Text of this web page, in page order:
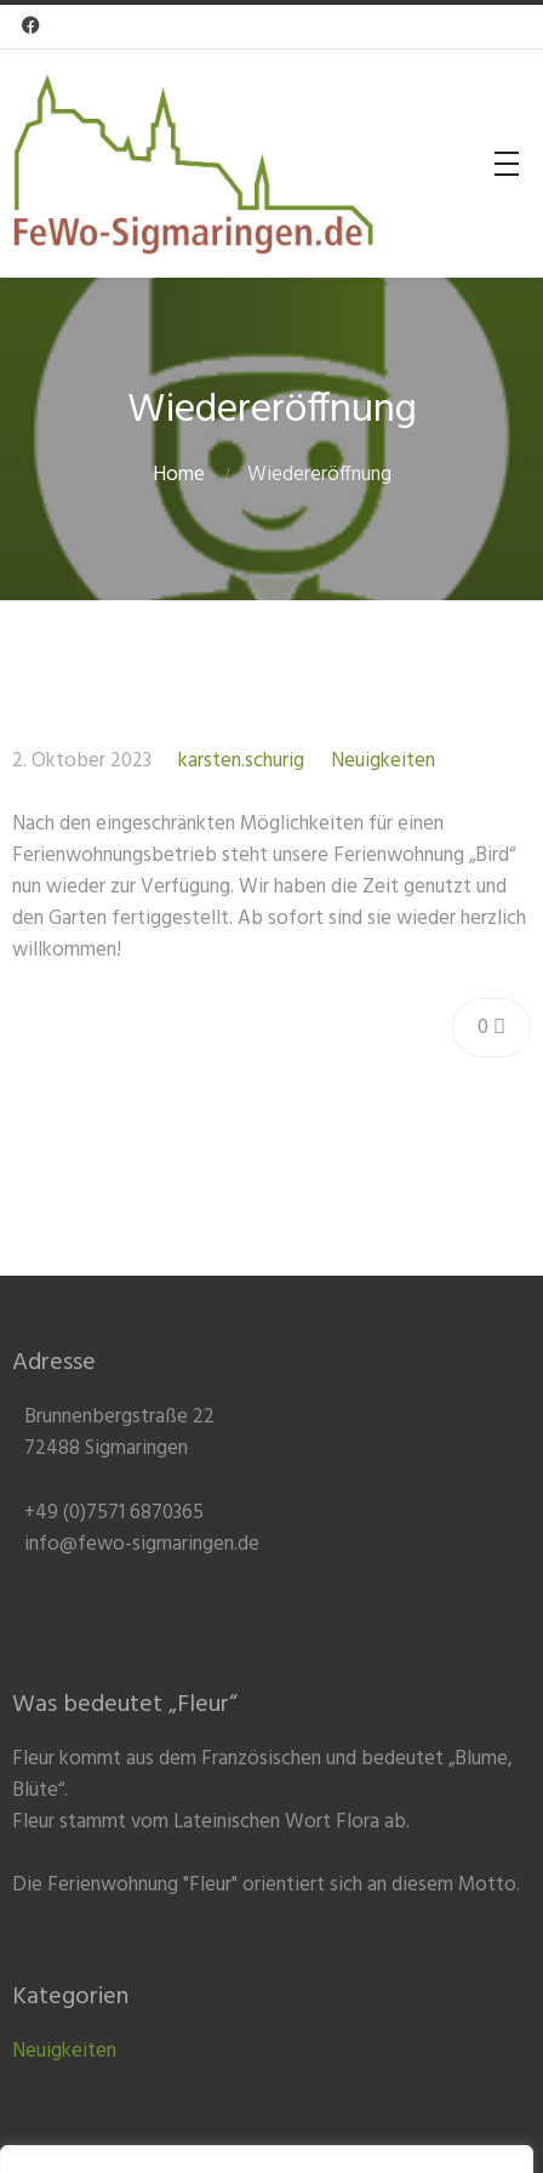

Wiedereröffnung
Home Wiedereröffnung
2. Oktober 2023 karsten.schurig
Neuigkeiten
Nach den eingeschränkten Möglichkeiten für einen
Ferienwohnungsbetrieb steht unsere Ferienwohnung „Bird“
nun wieder zur Verfügung. Wir haben die Zeit genutzt und
den Garten fertiggestellt. Ab sofort sind sie wieder herzlich
willkommen!
0
Adresse
Brunnenbergstraße 22
72488 Sigmaringen
+49 (0)7571 6870365
info@fewo-sigmaringen.de
Was bedeutet „Fleur“
Fleur kommt aus dem Französischen und bedeutet „Blume,
Blüte“.
Fleur stammt vom Lateinischen Wort Flora ab.
Die Ferienwohnung "Fleur" orientiert sich an diesem Motto.
Kategorien
Neuigkeiten